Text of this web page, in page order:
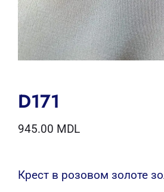
D171
945.00 MDL
Крест в розовом золоте